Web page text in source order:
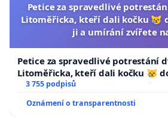
Petice za spravedlivé
Litoměřicka, kteří dali kočku 😿
ji a umírání zvířete
Petice za spravedlivé potrestání
Litoměřicka, kteří dali kočku 😿
a umírání zvířete natočili.
3 755 podpisů
Oznámení o transparentnosti